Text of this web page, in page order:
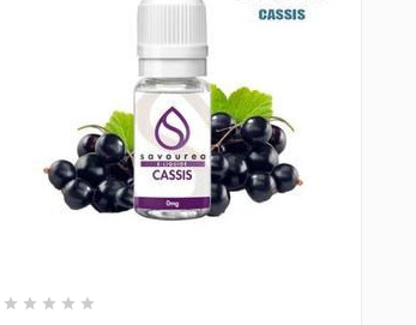
    